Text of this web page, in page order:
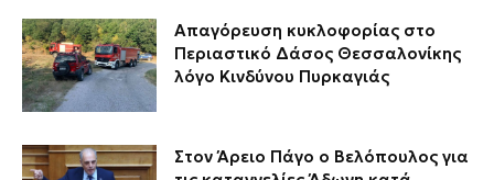
Απαγόρευση κυκλοφορίας στο
Περιαστικό Δάσος Θεσσαλονίκης
λόγο Κινδύνου Πυρκαγιάς
Στον Άρειο Πάγο ο Βελόπουλος για